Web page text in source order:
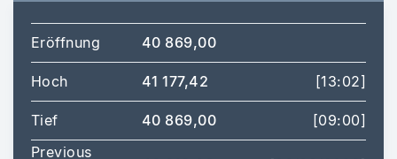
Eröffnung 40 869,00
Hoch 41 177,42 [13:02]
Tief 40 869,00
[09:00]
Previous